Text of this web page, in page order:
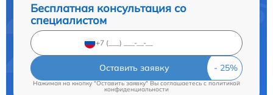
Бесплатная консультация со
специалистом
Оставить заявку
Нажимая на кнопку "Оставить заявку" Вы соглашаетесь cполитикой
конфиденциальности